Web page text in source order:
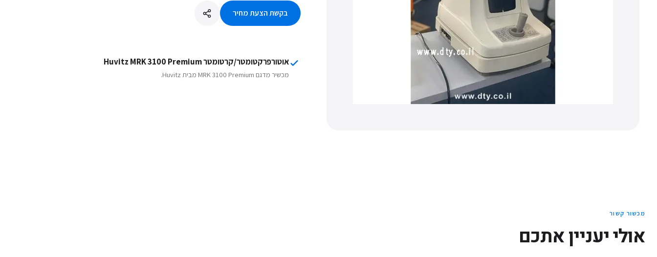
בקשת הצעת מחיר
אוטורפרקטומטר/קרטומטר Huvitz MRK 3100 Premium
מכשיר מדגם MRK 3100 Premium מבית Huvitz.
מכשור קשור
אולי יעניין אתכם